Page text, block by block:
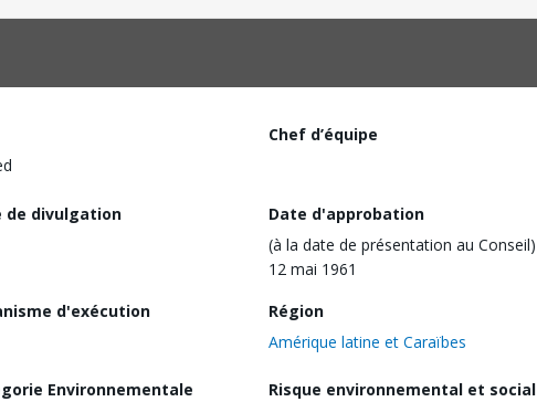
Chef d’équipe
de divulgation
Date d'approbation
(à la date de présentation au Conseil)
12 mai 1961
d'exécution
Région
Amérique latine et Caraïbes
Environnementale
Risque environnemental et social